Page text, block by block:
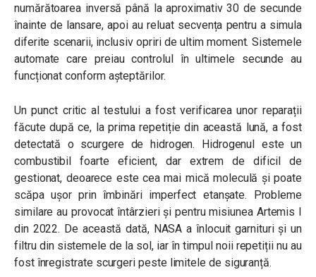
numărătoarea inversă până la aproximativ 30 de secunde
înainte de lansare, apoi au reluat secvența pentru a simula
diferite scenarii, inclusiv opriri de ultim moment. Sistemele
automate care preiau controlul în ultimele secunde au
funcționat conform așteptărilor.
Un punct critic al testului a fost verificarea unor reparații
făcute după ce, la prima repetiție din această lună, a fost
detectată o scurgere de hidrogen. Hidrogenul este un
combustibil foarte eficient, dar extrem de dificil de
gestionat, deoarece este cea mai mică moleculă și poate
scăpa ușor prin îmbinări imperfect etanșate. Probleme
similare au provocat întârzieri și pentru misiunea Artemis I
din 2022. De această dată, NASA a înlocuit garnituri și un
filtru din sistemele de la sol, iar în timpul noii repetiții nu au
fost înregistrate scurgeri peste limitele de siguranță.